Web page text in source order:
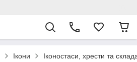
Ікони Іконостаси, хрести та